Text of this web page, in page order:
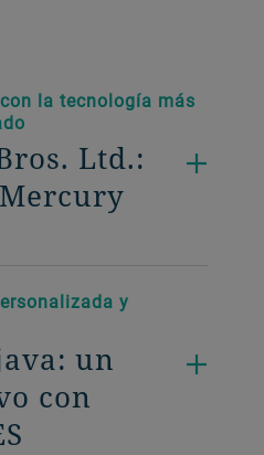
la tecnología más
Ltd.:
y
un
con